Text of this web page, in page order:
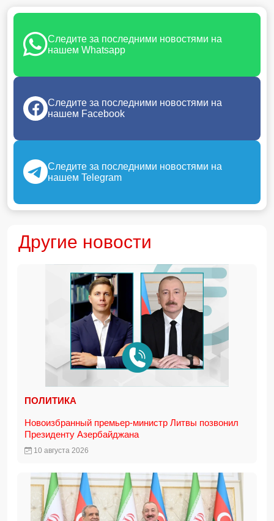
Следите за последними новостями на
нашем Whatsapp
Следите за последними новостями на
нашем Facebook
Следите за последними новостями на
нашем Telegram
Другие новости
ПОЛИТИКА
Новоизбранный премьер-министр Литвы позвонил
Президенту Азербайджана
10 августа 2026